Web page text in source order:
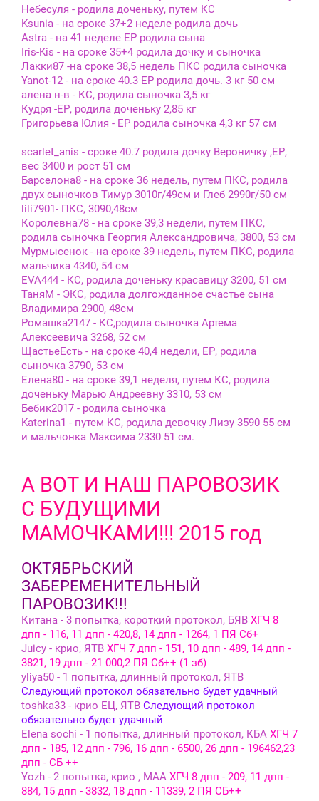
Небесуля - родила доченьку, путем КС
Ksunia - на сроке 37+2 неделе родила дочь
Astra - на 41 неделе ЕР родила сына
Iris-Kis - на сроке 35+4 родила дочку и сыночка
Лакки87 -на сроке 38,5 недель ПКС родила сыночка
Yanot-12 - на сроке 40.3 ЕР родила дочь. 3 кг 50 см
алена н-в - КС, родила сыночка 3,5 кг
Кудря -ЕР, родила доченьку 2,85 кг
Григорьева Юлия - ЕР родила сыночка 4,3 кг 57 см
scarlet_anis - сроке 40.7 родила дочку Вероничку ,ЕР,
вес 3400 и рост 51 см
Барселона8 - на сроке 36 недель, путем ПКС, родила
двух сыночков Тимур 3010г/49см и Глеб 2990г/50 см
lili7901- ПКС, 3090,48см
Королевна78 - на сроке 39,3 недели, путем ПКС,
родила сыночка Георгия Александровича, 3800, 53 см
Мурмысенок - на сроке 39 недель, путем ПКС, родила
мальчика 4340, 54 см
EVA444 - КС, родила доченьку красавицу 3200, 51 см
ТаняМ - ЭКС, родила долгожданное счастье сына
Владимира 2900, 48см
Ромашка2147 - КС,родила сыночка Артема
Алексеевича 3268, 52 см
ЩастьеЕсть - на сроке 40,4 недели, ЕР, родила
сыночка 3790, 53 см
Елена80 - на сроке 39,1 неделя, путем КС, родила
доченьку Марью Андреевну 3310, 53 см
Бебик2017 - родила сыночка
Katerina1 - путем КС, родила девочку Лизу 3590 55 см
и мальчонка Максима 2330 51 см.
А ВОТ И НАШ ПАРОВОЗИК
С БУДУЩИМИ
МАМОЧКАМИ!!! 2015 год
ОКТЯБРЬСКИЙ
ЗАБЕРЕМЕНИТЕЛЬНЫЙ
ПАРОВОЗИК!!!
Китана - 3 попытка, короткий протокол, БЯВ ХГЧ 8
дпп - 116, 11 дпп - 420,8, 14 дпп - 1264, 1 ПЯ Сб+
Juicy - крио, ЯТВ ХГЧ 7 дпп - 151, 10 дпп - 489, 14 дпп -
3821, 19 дпп - 21 000,2 ПЯ Сб++ (1 зб)
yliya50 - 1 попытка, длинный протокол, ЯТВ
Следующий протокол обязательно будет удачный
toshka33 - крио ЕЦ, ЯТВ Следующий протокол
обязательно будет удачный
Elena sochi - 1 попытка, длинный протокол, КБА ХГЧ 7
дпп - 185, 12 дпп - 796, 16 дпп - 6500, 26 дпп - 196462,23
дпп - СБ ++
Yozh - 2 попытка, крио , МАА ХГЧ 8 дпп - 209, 11 дпп -
884, 15 дпп - 3832, 18 дпп - 11339, 2 ПЯ СБ++